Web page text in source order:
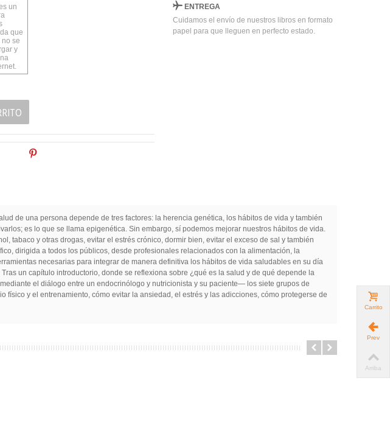
un
que
no se
y
ENTREGA
Cuidamos el envío de nuestros libros en formato
papel para que lleguen en perfecto estado.
de una persona depende de tres factores: la herencia genética, los hábitos de vida y también
es lo que se llama epigenética. Sin embargo, sí podemos mejorar nuestros hábitos de vida.
tabaco y otras drogas, evitar el estrés crónico, dormir bien, evitar el exceso de sal y también
dirigida a todos los públicos, desde profesionales relacionados con la alimentación, la
necesarias para integrar de manera definitiva los hábitos de vida saludables en su día
un capítulo introductorio, donde se reflexiona sobre ¿qué es la salud y de qué depende la
el diálogo entre un endocrinólogo y nutricionista y su paciente— los siete grupos de
y el entrenamiento, cómo evitar la ansiedad, el estrés y las adicciones, cómo protegerse de
Carrito
Prev
Arriba